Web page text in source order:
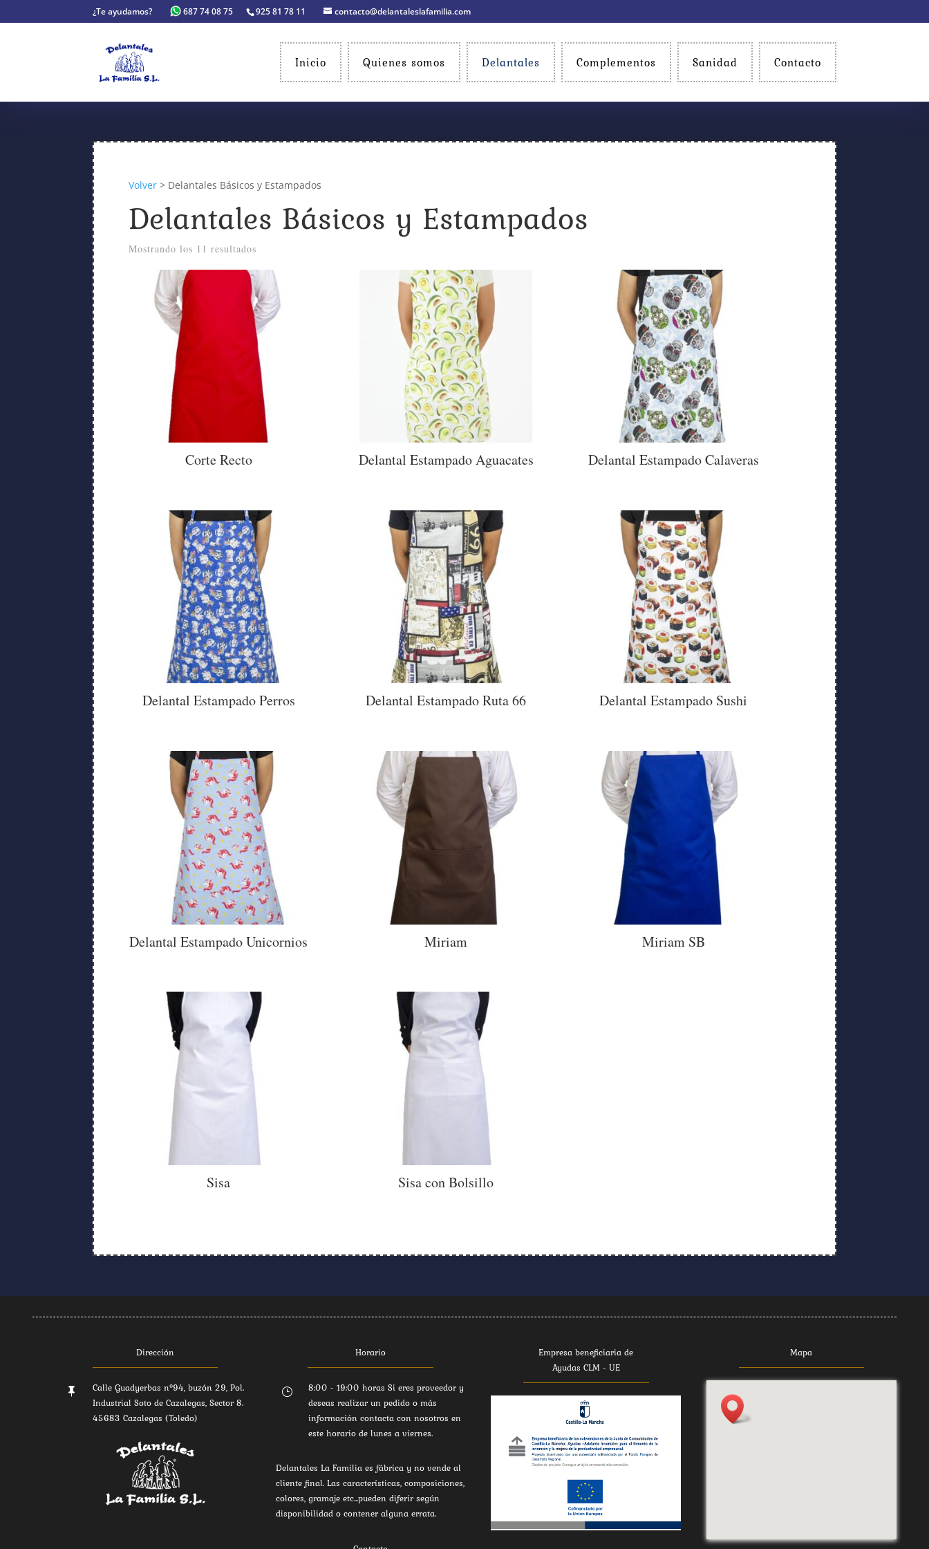
¿Te ayudamos? 687 74 08 75 925 81 78 11 contacto@delantaleslafamilia.com
Inicio Quienes somos Delantales Complementos Sanidad Contacto
Volver> Delantales Básicos y Estampados
Delantales Básicos y Estampados
Mostrando los 11 resultados
Corte Recto Delantal Estampado Aguacates Delantal Estampado Calaveras
Delantal Estampado Perros Delantal Estampado Ruta 66 Delantal Estampado Sushi
Delantal Estampado Unicornios Miriam Miriam SB
Sisa Sisa con Bolsillo
Dirección

Calle Guadyerbas nº94, buzón 29, Pol.
Industrial Soto de Cazalegas, Sector 8.
45683 Cazalegas (Toledo)
Horario
}
8:00 - 19:00 horas Si eres proveedor y
deseas realizar un pedido o más
información contacta con nosotros en
este horario de lunes a viernes.
Delantales La Familia es fábrica y no vende al
cliente final. Las características, composiciones,
colores, gramaje etc...pueden diferir según
disponibilidad o contener alguna errata.
Empresa beneficiaria de
Ayudas CLM - UE
Mapa